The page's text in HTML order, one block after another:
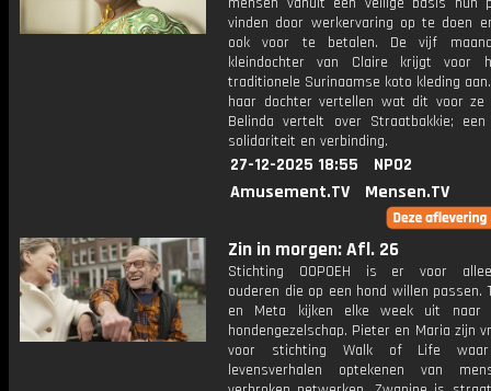
vinden door werkervaring op te doen
ook voor te betalen. De vijf
kleindochter van Claire krijgt voor
traditionele Surinaamse koto kleding
haar dochter vertellen wat dit voor ze
Belinda vertelt over Straatbakkie;
solidariteit en verbinding.
27-12-2025 18:55
NPO2
Amusement.TV
Mensen.TV
Zin in morgen: Afl. 26
Stichting OOPOEH is er voor
ouderen die op een hond willen passen.
en Meta kijken elke week uit naar
hondengezelschap. Pieter en Maria zijn
voor stichting Walk of Life
levensverhalen optekenen van